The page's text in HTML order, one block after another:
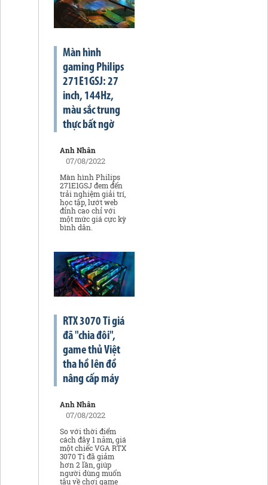
Màn hình
gaming Philips
271E1GSJ: 27
inch, 144Hz,
màu sắc trung
thực bất ngờ
Anh Nhân
07/08/2022
Màn hình Philips
271E1GSJ đem đến
trải nghiệm giải trí,
học tập, lướt web
đỉnh cao chỉ với
một mức giá cực kỳ
bình dân.
RTX 3070 Ti giá
đã "chia đôi",
game thủ Việt
tha hồ lên đồ
nâng cấp máy
Anh Nhân
07/08/2022
So với thời điểm
cách đây 1 năm, giá
một chiếc VGA RTX
3070 Ti đã giảm
hơn 2 lần, giúp
người dùng muốn
tậu về chơi game